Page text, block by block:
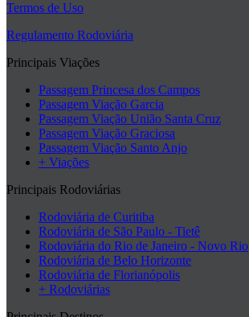
Termos de Uso
Regulamento Rodoviária
Principais Viações
Passagem Princesa dos Campos
Passagem Viação Garcia
Passagem Viação União Santa Cruz
Passagem Viação Graciosa
Passagem Viação Santo Anjo
+ Viações
Principais Rodoviárias
Rodoviária de Curitiba
Rodoviária de São Paulo - Tietê
Rodoviária do Rio de Janeiro - Novo Rio
Rodoviária de Belo Horizonte
Rodoviária de Florianópolis
+ Rodoviárias